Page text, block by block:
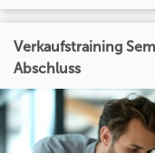
Verkaufstraining
Abschluss